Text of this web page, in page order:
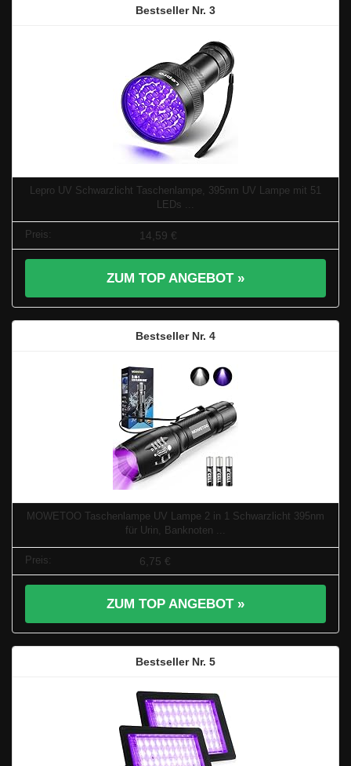
3
Lepro UV Schwarzlicht Taschenlampe, 395nm UV Lampe mit 51
LEDs ...
14,59 €
ZUM TOP ANGEBOT »
4
MOWETOO Taschenlampe UV Lampe 2 in 1 Schwarzlicht 395nm
für Urin, Banknoten ...
6,75 €
ZUM TOP ANGEBOT »
5